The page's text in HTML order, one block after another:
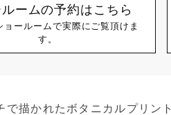
ームの予約はこちら
ョールームで実際にご覧頂けま
す。
で描かれたボタニカルプリン